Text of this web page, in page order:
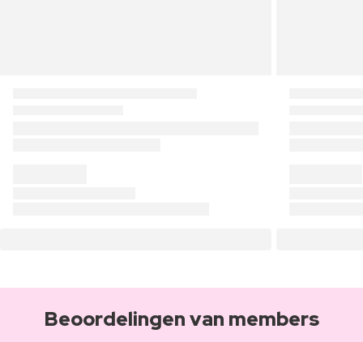
Beoordelingen van members